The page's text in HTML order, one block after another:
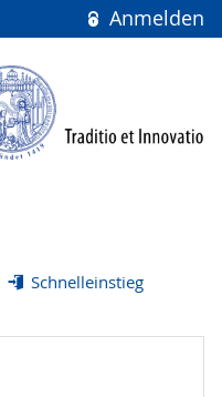
Anmelden
Schnelleinstieg